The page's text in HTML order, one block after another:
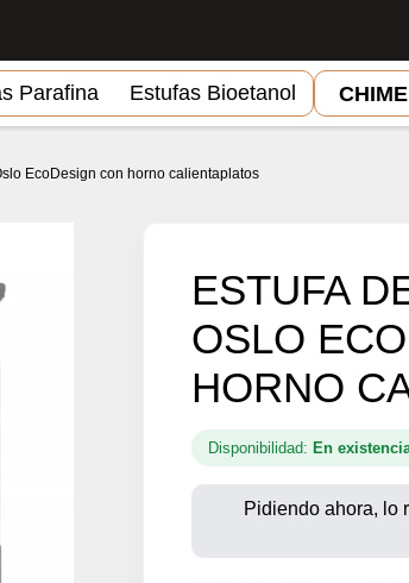
Parafina Estufas Bioetanol
EcoDesign con horno calientaplatos
ESTUFA
OSLO
HORNO
Disponibilidad: En
Pidiendo ahora, lo